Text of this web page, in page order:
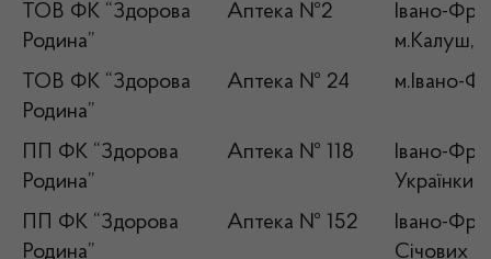
ТОВ ФК “Здорова
Родина”
Аптека №2
Івано-
ТОВ ФК “Здорова
Родина”
Аптека № 24 м.Івано-
ПП ФК “Здорова
Родина”
Аптека № 118
Івано-
ПП ФК “Здорова
Родина”
Аптека № 152
Івано-
Січових